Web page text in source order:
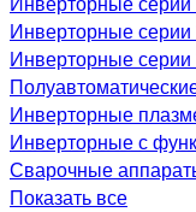
Инверторные
Инверторные
Инверторные
Инверторные с
Сварочные
Показать все